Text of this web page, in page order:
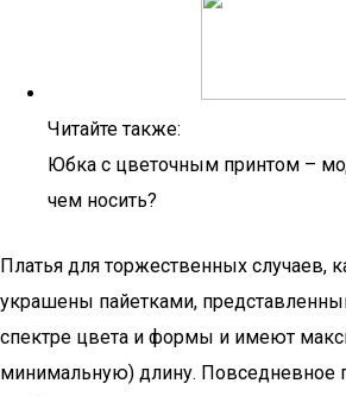
Читайте также:
Юбка с цветочным принтом –
чем носить?
Платья для торжественных случаев,
украшены пайетками,
спектре цвета и формы и имеют
минимальную) длину. Повседневное